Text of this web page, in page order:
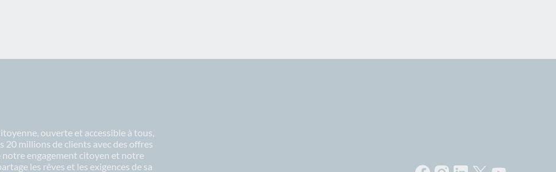
ouverte et accessible à tous,
20 millions de clients avec des offres
engagement citoyen et notre
les rêves et les exigences de sa